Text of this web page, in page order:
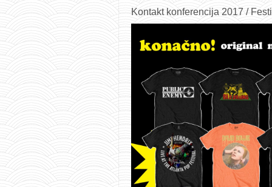
Kontakt konferencija 2017 /